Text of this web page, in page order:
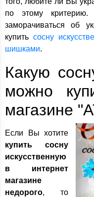
по этому
заморачиваться об
купить сосну
шишками.
Какую
можно
магазине
Если Вы хотите
купить сосну
искусственную
в интернет
магазине
недорого, то